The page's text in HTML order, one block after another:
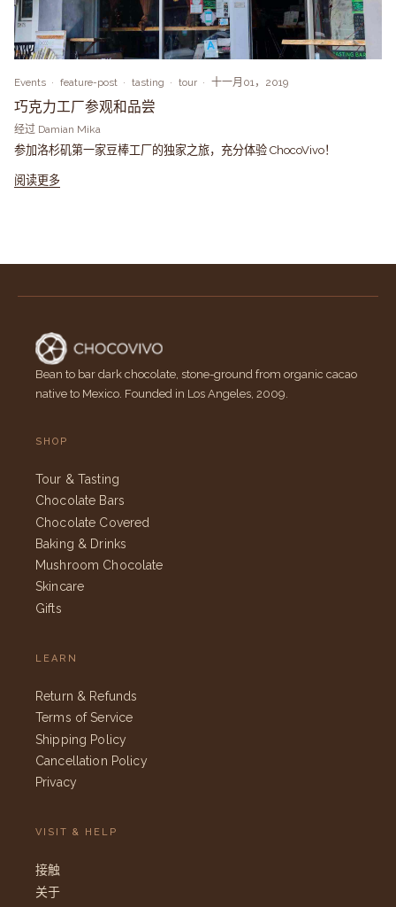
Events feature-post tasting tour 十一月01，2019
巧克力工厂参观和品尝
经过 Damian Mika
参加洛杉矶第一家豆棒工厂的独家之旅，充分体验 ChocoVivo！
阅读更多
Bean to bar dark chocolate, stone-ground from organic cacao
native to Mexico. Founded in Los Angeles, 2009.
SHOP
Tour & Tasting
Chocolate Bars
Chocolate Covered
Baking & Drinks
Mushroom Chocolate
Skincare
Gifts
LEARN
Return & Refunds
Terms of Service
Shipping Policy
Cancellation Policy
Privacy
VISIT & HELP
接触
关于